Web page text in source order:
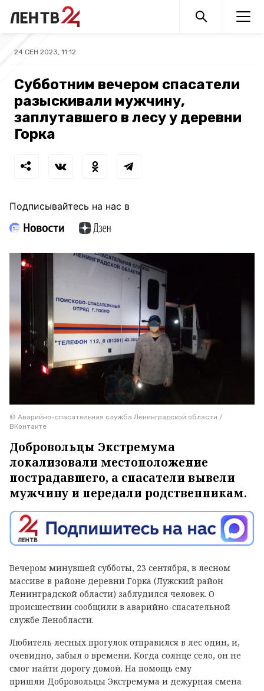
24 СЕН 2023, 11:12
Субботним вечером спасатели
разыскивали мужчину,
заплутавшего в лесу у деревни
Горка
Подписывайтесь на нас в
© Аварийно-спасательная служба Ленинградской области /
ВКонтакте
Добровольцы Экстремума
локализовали местоположение
пострадавшего, а спасатели вывели
мужчину и передали родственникам.
Вечером минувшей субботы, 23 сентября, в лесном
массиве в районе деревни Горка (Лужский район
Ленинградской области) заблудился человек. О
происшествии сообщили в аварийно-спасательной
службе Ленобласти.
Любитель лесных прогулок отправился в лес один, и,
очевидно, забыл о времени. Когда солнце село, он не
смог найти дорогу домой. На помощь ему
пришли Добровольцы Экстремума и дежурная смена